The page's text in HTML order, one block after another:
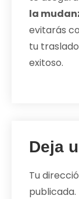
la
evitarás
tu
exitoso.
Deja
Tu
publicada.